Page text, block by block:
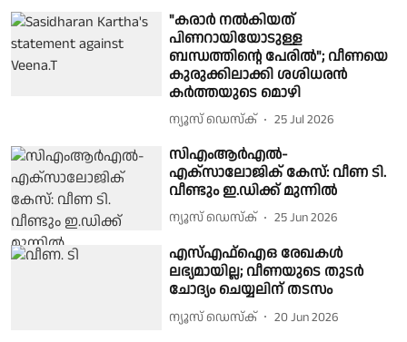
"കരാർ നൽകിയത്
പിണറായിയോടുള്ള
ബന്ധത്തിൻ്റെ പേരിൽ"; വീണയെ
കുരുക്കിലാക്കി ശശിധരൻ
കർത്തയുടെ മൊഴി
ന്യൂസ് ഡെസ്ക് 25 Jul 2026
സിഎംആർഎൽ-
എക്സാലോജിക് കേസ്: വീണ ടി.
വീണ്ടും ഇ.ഡിക്ക് മുന്നിൽ
ന്യൂസ് ഡെസ്ക് 25 Jun 2026
എസ്എഫ്ഐഒ രേഖകൾ
ലഭ്യമായില്ല; വീണയുടെ തുടർ
ചോദ്യം ചെയ്യലിന് തടസം
ന്യൂസ് ഡെസ്ക് 20 Jun 2026